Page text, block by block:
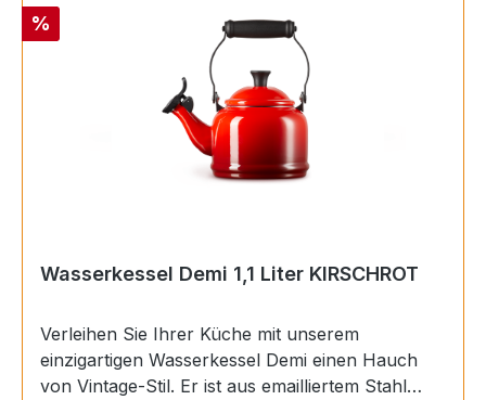
Rabatt
%
Wasserkessel Demi 1,1 Liter KIRSCHROT
Verleihen Sie Ihrer Küche mit unserem
einzigartigen Wasserkessel Demi einen Hauch
von Vintage-Stil. Er ist aus emailliertem Stahl